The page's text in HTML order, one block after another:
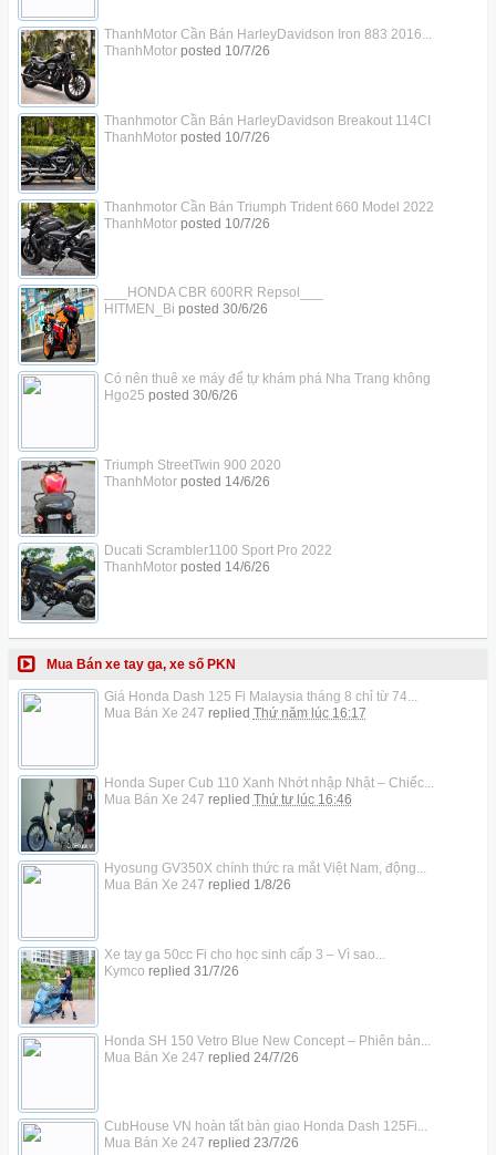
ThanhMotor Cần Bán HarleyDavidson Iron 883 2016...
ThanhMotorposted 10/7/26
Thanhmotor Cần Bán HarleyDavidson Breakout 114CI
ThanhMotorposted 10/7/26
Thanhmotor Cần Bán Triumph Trident 660 Model 2022
ThanhMotorposted 10/7/26
___HONDA CBR 600RR Repsol___
HITMEN_Bi posted 30/6/26
Có nên thuê xe máy để tự khám phá Nha Trang không
Hgo25 posted 30/6/26
Triumph StreetTwin 900 2020
ThanhMotorposted 14/6/26
Ducati Scrambler1100 Sport Pro 2022
ThanhMotorposted 14/6/26
Mua Bán xe tay ga, xe số PKN
Giá Honda Dash 125 Fi Malaysia tháng 8 chỉ từ 74...
Mua Bán Xe 247 replied Thứ năm lúc 16:17
Honda Super Cub 110 Xanh Nhớt nhập Nhật – Chiếc...
Mua Bán Xe 247 replied Thứ tư lúc 16:46
Hyosung GV350X chính thức ra mắt Việt Nam, động...
Mua Bán Xe 247 replied 1/8/26
Xe tay ga 50cc Fi cho học sinh cấp 3 – Vì sao...
Kymco replied 31/7/26
Honda SH 150 Vetro Blue New Concept – Phiên bản...
Mua Bán Xe 247 replied 24/7/26
CubHouse VN hoàn tất bàn giao Honda Dash 125Fi...
Mua Bán Xe 247 replied 23/7/26